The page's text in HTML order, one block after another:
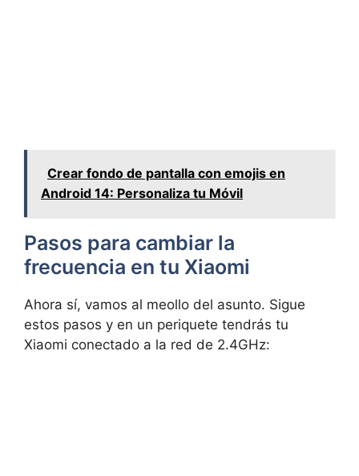
Crear fondo de pantalla con emojis en
Android 14: Personaliza tu Móvil
Pasos para cambiar la
frecuencia en tu Xiaomi
Ahora sí, vamos al meollo del asunto. Sigue
estos pasos y en un periquete tendrás tu
Xiaomi conectado a la red de 2.4GHz: